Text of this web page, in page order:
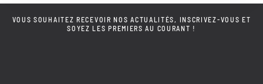
VOUS SOUHAITEZ RECEVOIR NOS ACTUALITÉS, INSCRIVEZ-VOUS ET
SOYEZ LES PREMIERS AU COURANT !